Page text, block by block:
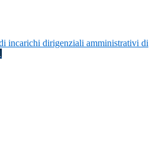
incarichi dirigenziali amministrativi di